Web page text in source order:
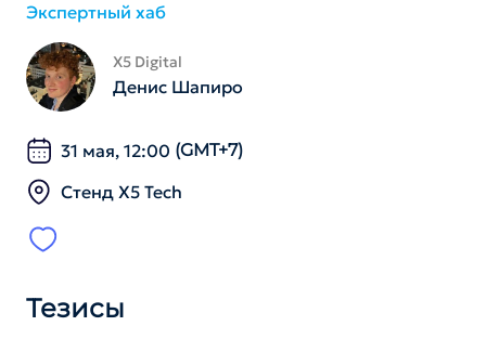
Экспертный хаб
X5 Digital
Денис Шапиро
31 мая, 12:00 (GMT+7)
Стенд X5 Tech
Тезисы